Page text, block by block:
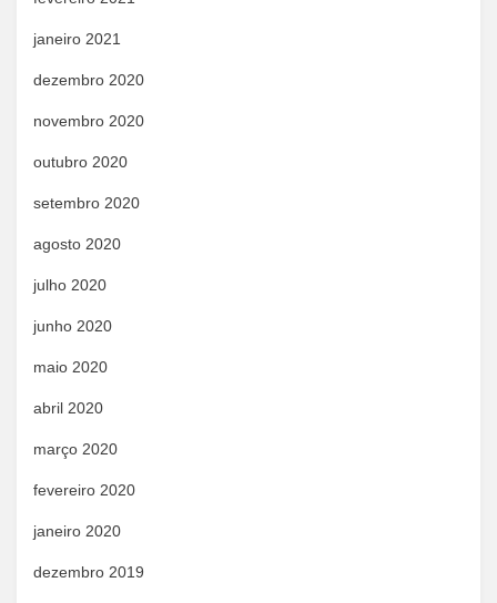
janeiro 2021
dezembro 2020
novembro 2020
outubro 2020
setembro 2020
agosto 2020
julho 2020
junho 2020
maio 2020
abril 2020
março 2020
fevereiro 2020
janeiro 2020
dezembro 2019